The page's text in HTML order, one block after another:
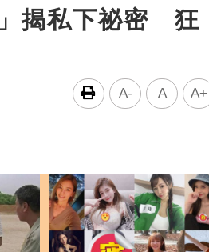
揭私下祕密 狂
A- A A+